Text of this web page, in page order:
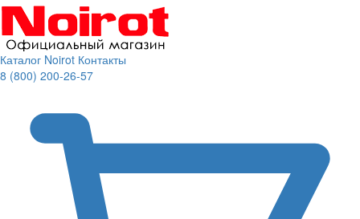
Каталог Noirot Контакты
8 (800) 200-26-57